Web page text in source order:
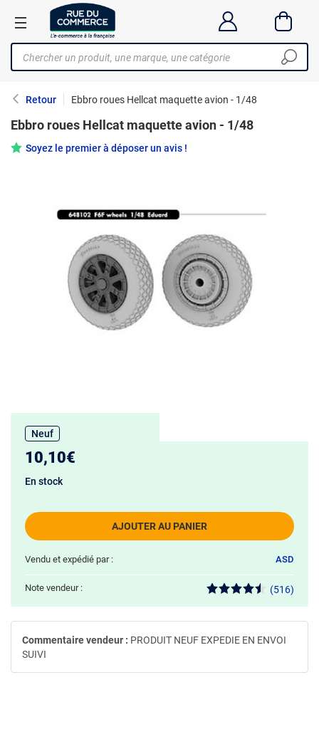
Retour Ebbro roues Hellcat maquette avion - 1/48
Ebbro roues Hellcat maquette avion - 1/48
Soyez le premier à déposer un avis !
Neuf
10,10€
AJOUTER AU PANIER
En stock
Vendu et expédié par : ASD
Note vendeur : (516)
Commentaire vendeur : PRODUIT NEUF EXPEDIE EN ENVOI
SUIVI